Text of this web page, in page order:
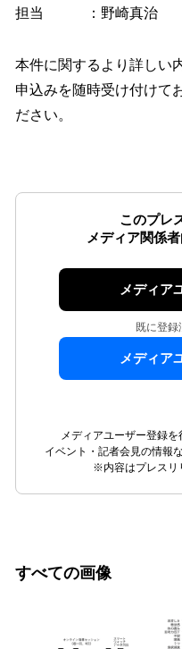
担当 ：野崎真治
本件に関するより詳しい
申込みを随時受け付けて
ださい。
このプレ
メディア関係
メディア
既に登録
メディア
メディアユーザー登録を
イベント・記者会見の情報
※内容はプレスリ
すべての画像